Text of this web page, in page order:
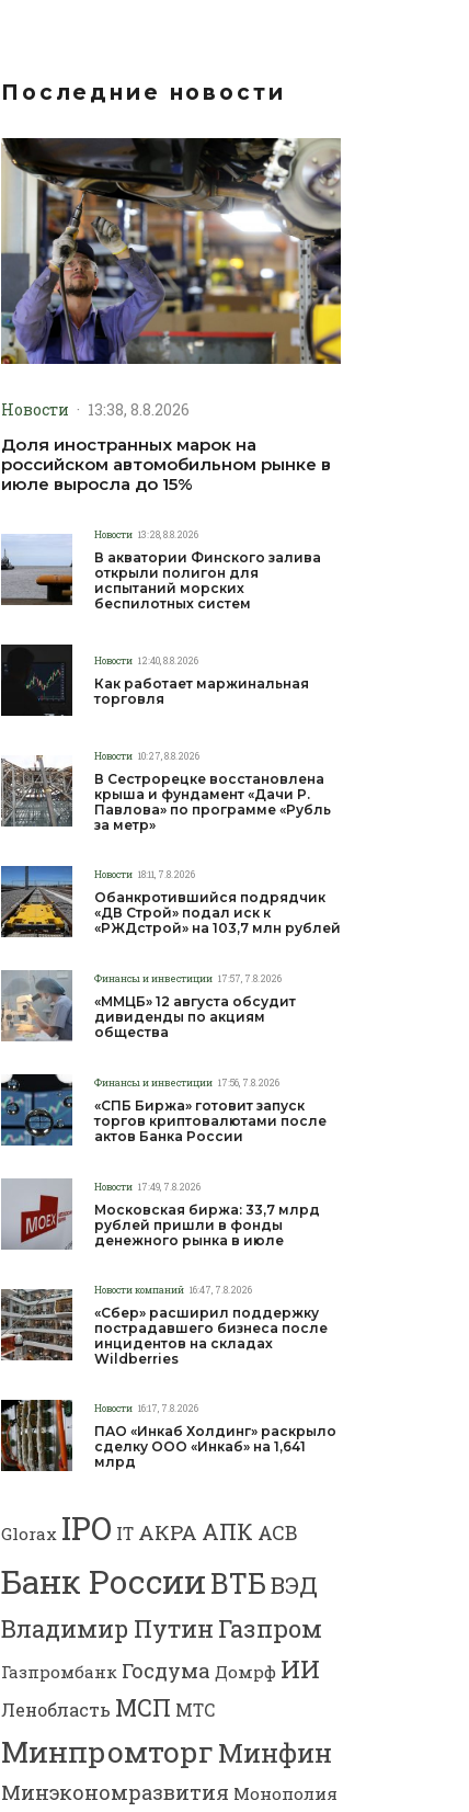
Последние новости
Новости · 13:38, 8.8.2026
Доля иностранных марок на
российском автомобильном рынке в
июле выросла до 15%
Новости 13:28, 8.8.2026
В акватории Финского залива
открыли полигон для
испытаний морских
беспилотных систем
Новости 12:40, 8.8.2026
Как работает маржинальная
торговля
Новости 10:27, 8.8.2026
В Сестрорецке восстановлена
крыша и фундамент «Дачи Р.
Павлова» по программе «Рубль
за метр»
Новости 18:11, 7.8.2026
Обанкротившийся подрядчик
«ДВ Строй» подал иск к
«РЖДстрой» на 103,7 млн рублей
Финансы и инвестиции 17:57, 7.8.2026
«ММЦБ» 12 августа обсудит
дивиденды по акциям
общества
Финансы и инвестиции 17:56, 7.8.2026
«СПБ Биржа» готовит запуск
торгов криптовалютами после
актов Банка России
Новости 17:49, 7.8.2026
Московская биржа: 33,7 млрд
рублей пришли в фонды
денежного рынка в июле
Новости компаний 16:47, 7.8.2026
«Сбер» расширил поддержку
пострадавшего бизнеса после
инцидентов на складах
Wildberries
Новости 16:17, 7.8.2026
ПАО «Инкаб Холдинг» раскрыло
сделку ООО «Инкаб» на 1,641
млрд
Glorax IPO IT АКРА АПК АСВ
Банк РоссииВТБВЭД
Владимир Путин Газпром
Газпромбанк Госдума Домрф ИИ
Ленобласть МСП МТС
МинпромторгМинфин
Минэкономразвития Монополия